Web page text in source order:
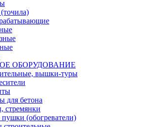
ОБОРУДОВАНИЕ
вышки-туры
для бетона
стремянки
(обогреватели)